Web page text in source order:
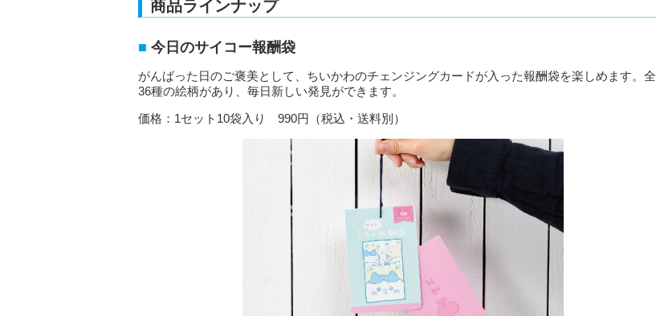
商品ラインナップ
今日のサイコー報酬袋
がんばった日のご褒美として、ちいかわのチェンジングカードが入った報酬袋を楽しめます。全
36種の絵柄があり、毎日新しい発見ができます。
価格：1セット10袋入り 990円（税込・送料別）